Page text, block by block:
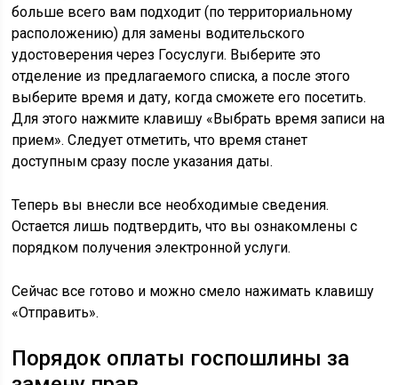
больше всего вам подходит (по территориальному
расположению) для замены водительского
удостоверения через Госуслуги. Выберите это
отделение из предлагаемого списка, а после этого
выберите время и дату, когда сможете его посетить.
Для этого нажмите клавишу «Выбрать время записи на
прием». Следует отметить, что время станет
доступным сразу после указания даты.
Теперь вы внесли все необходимые сведения.
Остается лишь подтвердить, что вы ознакомлены с
порядком получения электронной услуги.
Сейчас все готово и можно смело нажимать клавишу
«Отправить».
Порядок оплаты госпошлины за